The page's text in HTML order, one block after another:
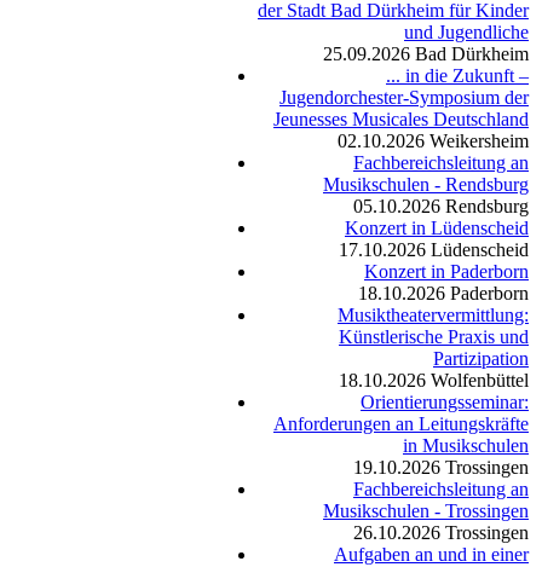
der Stadt Bad Dürkheim für Kinder
und Jugendliche
25.09.2026 Bad Dürkheim
... in die Zukunft –
Jugendorchester-Symposium der
Jeunesses Musicales Deutschland
02.10.2026 Weikersheim
Fachbereichsleitung an
Musikschulen - Rendsburg
05.10.2026 Rendsburg
Konzert in Lüdenscheid
17.10.2026 Lüdenscheid
Konzert in Paderborn
18.10.2026 Paderborn
Musiktheatervermittlung:
Künstlerische Praxis und
Partizipation
18.10.2026 Wolfenbüttel
Orientierungsseminar:
Anforderungen an Leitungskräfte
in Musikschulen
19.10.2026 Trossingen
Fachbereichsleitung an
Musikschulen - Trossingen
26.10.2026 Trossingen
Aufgaben an und in einer